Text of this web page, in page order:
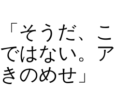
「そうだ、
ではない。
きのめせ」